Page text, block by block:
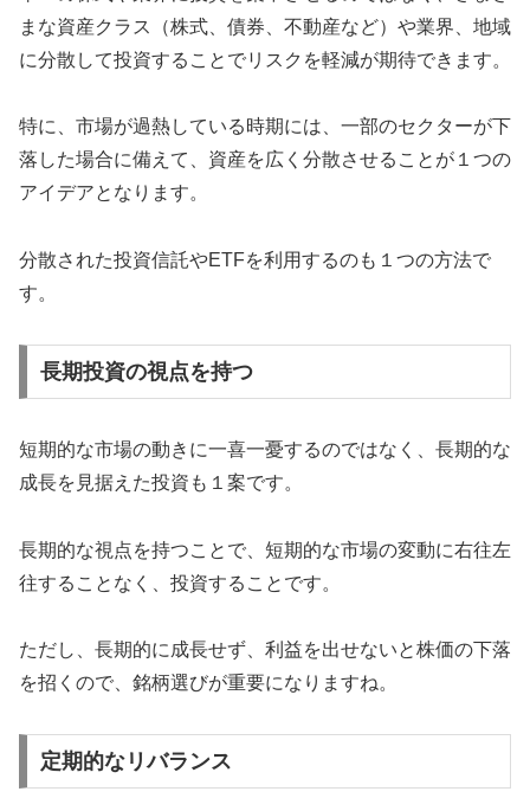
まな資産クラス（株式、債券、不動産など）や業界、地域
に分散して投資することでリスクを軽減が期待できます。
特に、市場が過熱している時期には、一部のセクターが下
落した場合に備えて、資産を広く分散させることが１つの
アイデアとなります。
分散された投資信託やETFを利用するのも１つの方法で
す。
長期投資の視点を持つ
短期的な市場の動きに一喜一憂するのではなく、長期的な
成長を見据えた投資も１案です。
長期的な視点を持つことで、短期的な市場の変動に右往左
往することなく、投資することです。
ただし、長期的に成長せず、利益を出せないと株価の下落
を招くので、銘柄選びが重要になりますね。
定期的なリバランス